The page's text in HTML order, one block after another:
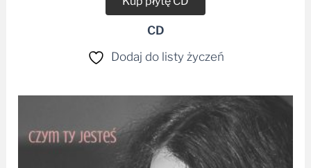
CD
Dodaj do listy życzeń